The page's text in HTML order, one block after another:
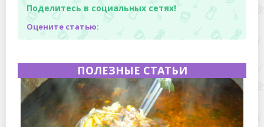
Поделитесь в социальных сетях!
Оцените статью:
ПОЛЕЗНЫЕ СТАТЬИ